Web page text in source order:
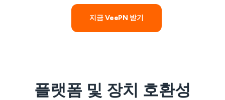
지금 VeePN 받기
플랫폼 및 장치 호환성